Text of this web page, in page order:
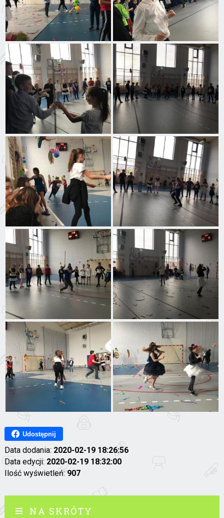
Udostępnij
Data dodania: 2020-02-19 18:26:56
Data edycji: 2020-02-19 18:32:00
Ilość wyświetleń:907
NA SKRÓTY